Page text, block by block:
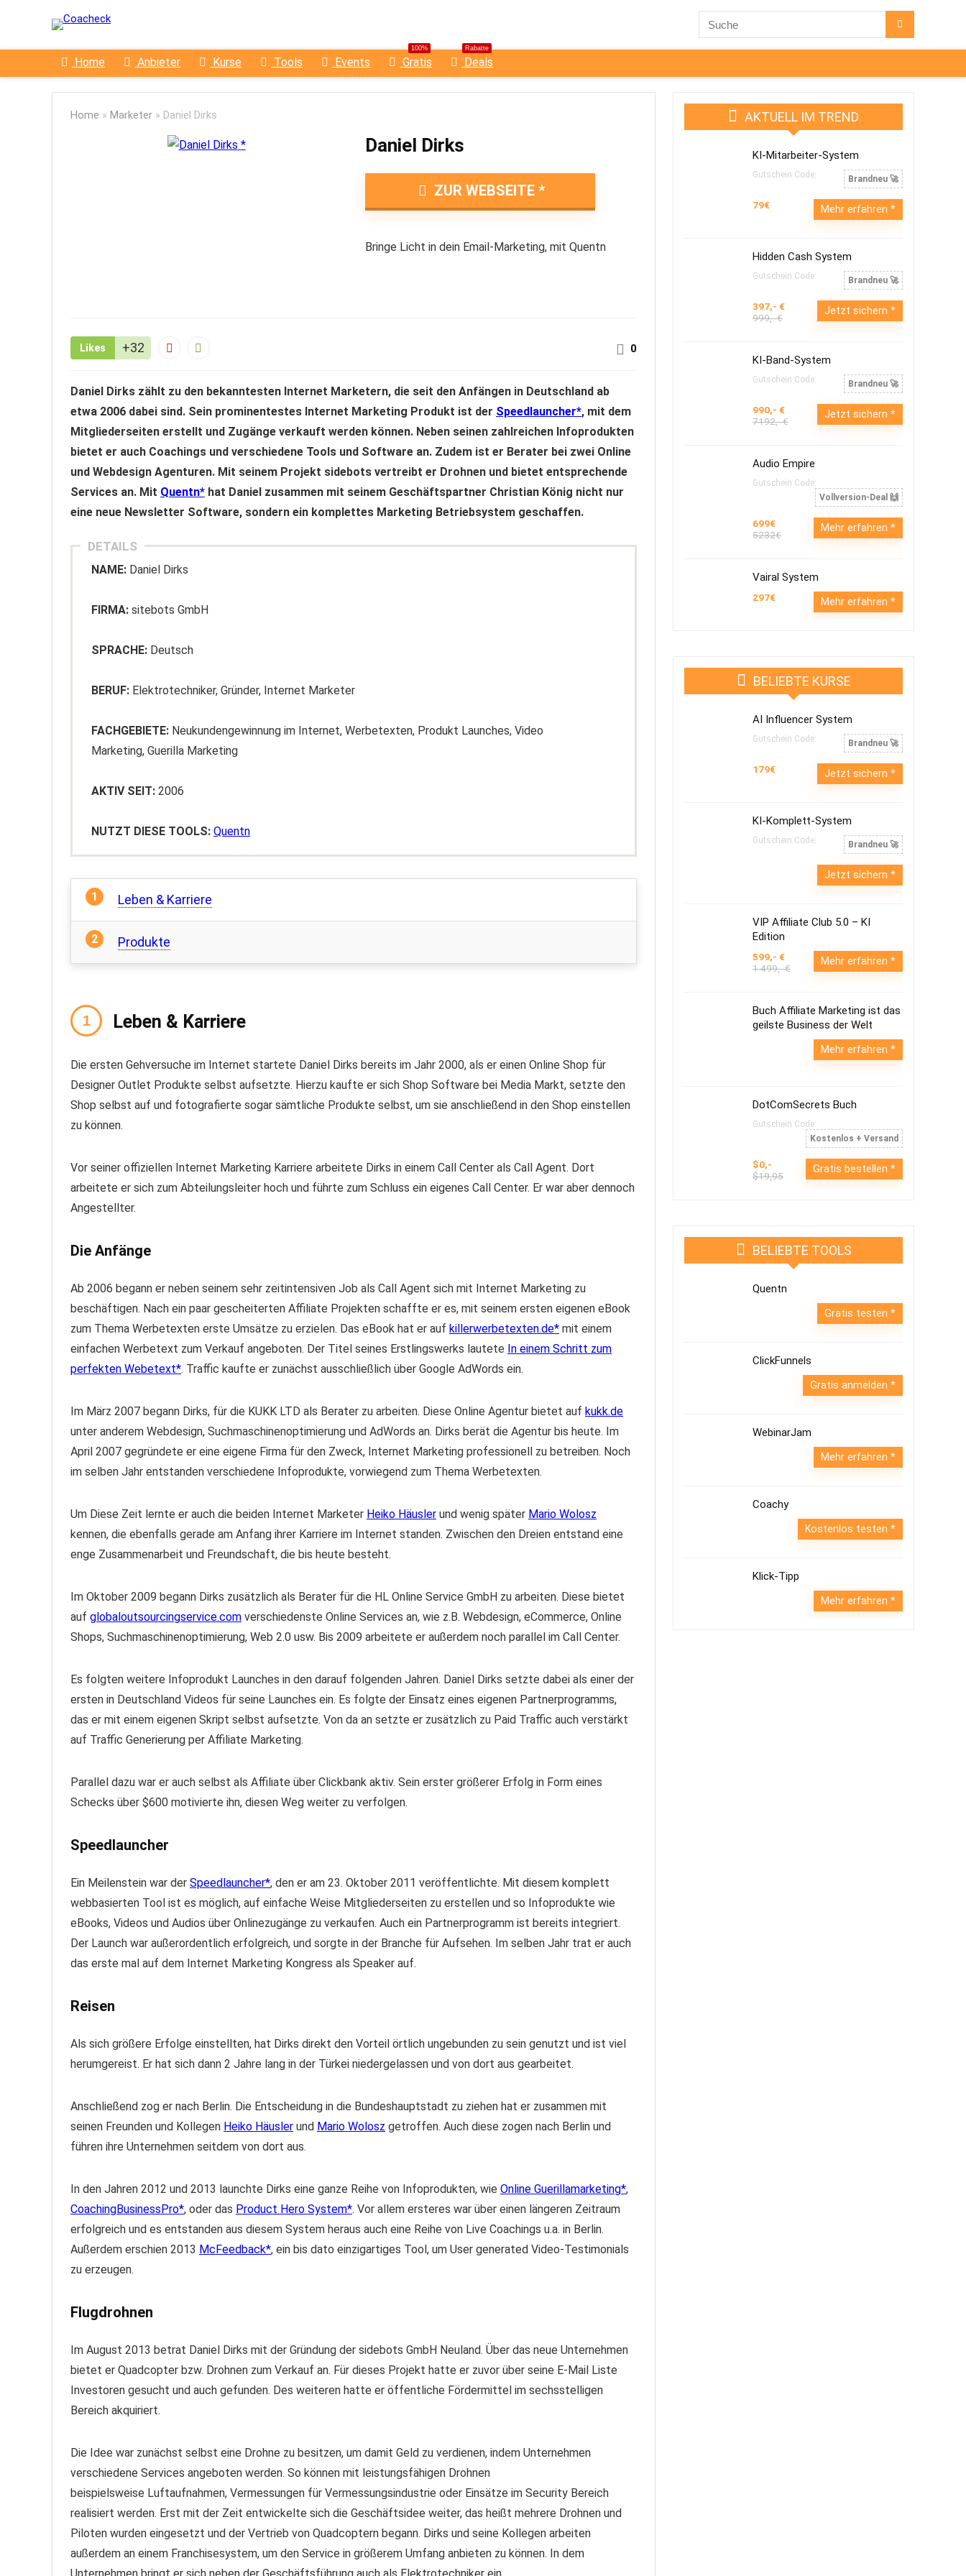
Home Anbieter Kurse Tools Events
100%
Gratis
Rabatte
Deals
Home » Marketer » Daniel Dirks
Daniel Dirks
ZUR WEBSEITE
Bringe Licht in dein Email-Marketing, mit Quentn
0
Likes +32
Daniel Dirks zählt zu den bekanntesten Internet Marketern, die seit den Anfängen in Deutschland ab
etwa 2006 dabei sind. Sein prominentestes Internet Marketing Produkt ist der Speedlauncher , mit dem
Mitgliederseiten erstellt und Zugänge verkauft werden können. Neben seinen zahlreichen Infoprodukten
bietet er auch Coachings und verschiedene Tools und Software an. Zudem ist er Berater bei zwei Online
und Webdesign Agenturen. Mit seinem Projekt sidebots vertreibt er Drohnen und bietet entsprechende
Services an. Mit Quentn
hat Daniel zusammen mit seinem Geschäftspartner Christian König nicht nur
eine neue Newsletter Software, sondern ein komplettes Marketing Betriebsystem geschaffen.
DETAILS
NAME: Daniel Dirks
FIRMA: sitebots GmbH
SPRACHE: Deutsch
BERUF: Elektrotechniker, Gründer, Internet Marketer
FACHGEBIETE: Neukundengewinnung im Internet, Werbetexten, Produkt Launches, Video
Marketing, Guerilla Marketing
AKTIV SEIT: 2006
NUTZT DIESE TOOLS: Quentn
Leben & Karriere
Produkte
Leben & Karriere
Die ersten Gehversuche im Internet startete Daniel Dirks bereits im Jahr 2000, als er einen Online Shop für
Designer Outlet Produkte selbst aufsetzte. Hierzu kaufte er sich Shop Software bei Media Markt, setzte den
Shop selbst auf und fotografierte sogar sämtliche Produkte selbst, um sie anschließend in den Shop einstellen
zu können.
Vor seiner offiziellen Internet Marketing Karriere arbeitete Dirks in einem Call Center als Call Agent. Dort
arbeitete er sich zum Abteilungsleiter hoch und führte zum Schluss ein eigenes Call Center. Er war aber dennoch
Angestellter.
Die Anfänge
Ab 2006 begann er neben seinem sehr zeitintensiven Job als Call Agent sich mit Internet Marketing zu
beschäftigen. Nach ein paar gescheiterten Affiliate Projekten schaffte er es, mit seinem ersten eigenen eBook
zum Thema Werbetexten erste Umsätze zu erzielen. Das eBook hat er auf killerwerbetexten.de mit einem
einfachen Werbetext zum Verkauf angeboten. Der Titel seines Erstlingswerks lautete In einem Schritt zum
perfekten Webetext . Traffic kaufte er zunächst ausschließlich über Google AdWords ein.
Im März 2007 begann Dirks, für die KUKK LTD als Berater zu arbeiten. Diese Online Agentur bietet auf kukk.de
unter anderem Webdesign, Suchmaschinenoptimierung und AdWords an. Dirks berät die Agentur bis heute. Im
April 2007 gegründete er eine eigene Firma für den Zweck, Internet Marketing professionell zu betreiben. Noch
im selben Jahr entstanden verschiedene Infoprodukte, vorwiegend zum Thema Werbetexten.
Um Diese Zeit lernte er auch die beiden Internet Marketer Heiko Häusler und wenig später Mario Wolosz
kennen, die ebenfalls gerade am Anfang ihrer Karriere im Internet standen. Zwischen den Dreien entstand eine
enge Zusammenarbeit und Freundschaft, die bis heute besteht.
Im Oktober 2009 begann Dirks zusätzlich als Berater für die HL Online Service GmbH zu arbeiten. Diese bietet
auf globaloutsourcingservice.com verschiedenste Online Services an, wie z.B. Webdesign, eCommerce, Online
Shops, Suchmaschinenoptimierung, Web 2.0 usw. Bis 2009 arbeitete er außerdem noch parallel im Call Center.
Es folgten weitere Infoprodukt Launches in den darauf folgenden Jahren. Daniel Dirks setzte dabei als einer der
ersten in Deutschland Videos für seine Launches ein. Es folgte der Einsatz eines eigenen Partnerprogramms,
das er mit einem eigenen Skript selbst aufsetzte. Von da an setzte er zusätzlich zu Paid Traffic auch verstärkt
auf Traffic Generierung per Affiliate Marketing.
Parallel dazu war er auch selbst als Affiliate über Clickbank aktiv. Sein erster größerer Erfolg in Form eines
Schecks über $600 motivierte ihn, diesen Weg weiter zu verfolgen.
Speedlauncher
Ein Meilenstein war der Speedlauncher , den er am 23. Oktober 2011 veröffentlichte. Mit diesem komplett
webbasierten Tool ist es möglich, auf einfache Weise Mitgliederseiten zu erstellen und so Infoprodukte wie
eBooks, Videos und Audios über Onlinezugänge zu verkaufen. Auch ein Partnerprogramm ist bereits integriert.
Der Launch war außerordentlich erfolgreich, und sorgte in der Branche für Aufsehen. Im selben Jahr trat er auch
das erste mal auf dem Internet Marketing Kongress als Speaker auf.
Reisen
Als sich größere Erfolge einstellten, hat Dirks direkt den Vorteil örtlich ungebunden zu sein genutzt und ist viel
herumgereist. Er hat sich dann 2 Jahre lang in der Türkei niedergelassen und von dort aus gearbeitet.
Anschließend zog er nach Berlin. Die Entscheidung in die Bundeshauptstadt zu ziehen hat er zusammen mit
seinen Freunden und Kollegen Heiko Häusler und Mario Wolosz getroffen. Auch diese zogen nach Berlin und
führen ihre Unternehmen seitdem von dort aus.
In den Jahren 2012 und 2013 launchte Dirks eine ganze Reihe von Infoprodukten, wie Online Guerillamarketing ,
CoachingBusinessPro , oder das Product Hero System . Vor allem ersteres war über einen längeren Zeitraum
erfolgreich und es entstanden aus diesem System heraus auch eine Reihe von Live Coachings u.a. in Berlin.
Außerdem erschien 2013 McFeedback , ein bis dato einzigartiges Tool, um User generated Video-Testimonials
zu erzeugen.
Flugdrohnen
Im August 2013 betrat Daniel Dirks mit der Gründung der sidebots GmbH Neuland. Über das neue Unternehmen
bietet er Quadcopter bzw. Drohnen zum Verkauf an. Für dieses Projekt hatte er zuvor über seine E-Mail Liste
Investoren gesucht und auch gefunden. Des weiteren hatte er öffentliche Fördermittel im sechsstelligen
Bereich akquiriert.
Die Idee war zunächst selbst eine Drohne zu besitzen, um damit Geld zu verdienen, indem Unternehmen
verschiedene Services angeboten werden. So können mit leistungsfähigen Drohnen
beispielsweise Luftaufnahmen, Vermessungen für Vermessungsindustrie oder Einsätze im Security Bereich
realisiert werden. Erst mit der Zeit entwickelte sich die Geschäftsidee weiter, das heißt mehrere Drohnen und
Piloten wurden eingesetzt und der Vertrieb von Quadcoptern begann. Dirks und seine Kollegen arbeiten
außerdem an einem Franchisesystem, um den Service in größerem Umfang anbieten zu können. In dem
AKTUELL IM TREND
KI-Mitarbeiter-System
Gutschein Code: Brandneu 🚀
79€ Mehr erfahren
Hidden Cash System
Gutschein Code: Brandneu 🚀
397,- €
999,- €
Jetzt sichern
KI-Band-System
Gutschein Code: Brandneu 🚀
990,- €
7192,- €
Jetzt sichern
Audio Empire
Gutschein Code:
Vollversion-Deal 🙌
699€
5232€
Mehr erfahren
Vairal System
297€ Mehr erfahren
BELIEBTE KURSE
AI Influencer System
Gutschein Code: Brandneu 🚀
179€ Jetzt sichern
KI-Komplett-System
Gutschein Code: Brandneu 🚀
Jetzt sichern
VIP Affiliate Club 5.0 – KI
Edition
599,- €
1.499,- €
Mehr erfahren
Buch Affiliate Marketing ist das
geilste Business der Welt
Mehr erfahren
DotComSecrets Buch
Gutschein Code:
Kostenlos + Versand
$0,-
$19,95
Gratis bestellen
BELIEBTE TOOLS
Quentn
Gratis testen
ClickFunnels
Gratis anmelden
WebinarJam
Mehr erfahren
Coachy
Kostenlos testen
Klick-Tipp
Mehr erfahren